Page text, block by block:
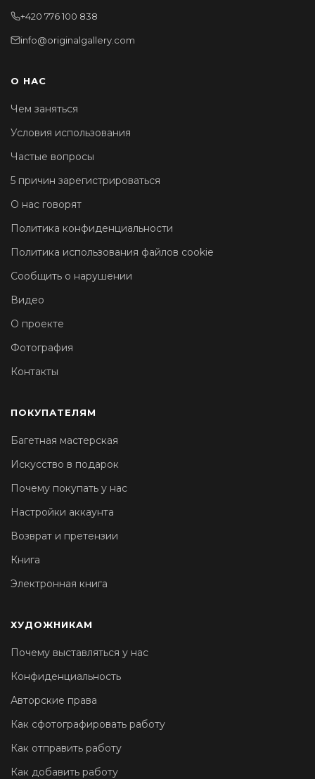
+420 776 100 838
info@originalgallery.com
О НАС
Чем заняться
Условия использования
Частые вопросы
5 причин зарегистрироваться
О нас говорят
Политика конфиденциальности
Политика использования файлов cookie
Сообщить о нарушении
Видео
О проекте
Фотография
Контакты
ПОКУПАТЕЛЯМ
Багетная мастерская
Искусство в подарок
Почему покупать у нас
Настройки аккаунта
Возврат и претензии
Книга
Электронная книга
ХУДОЖНИКАМ
Почему выставляться у нас
Конфиденциальность
Авторские права
Как сфотографировать работу
Как отправить работу
Как добавить работу